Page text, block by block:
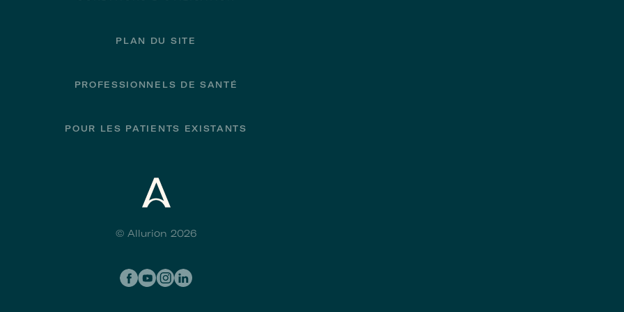
PLAN DU SITE
PROFESSIONNELS DE SANTÉ
POUR LES PATIENTS EXISTANTS
© Allurion 2026